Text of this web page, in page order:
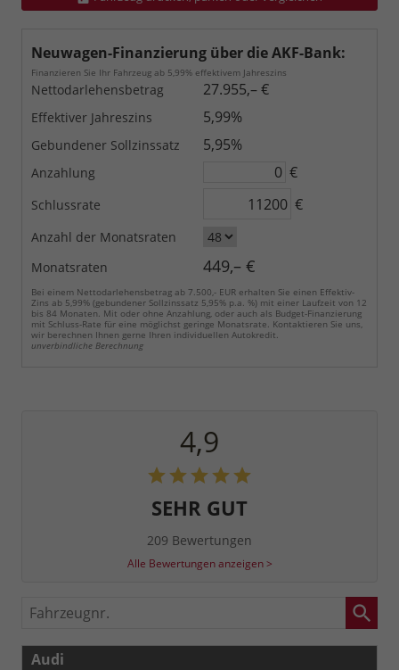
Neuwagen-Finanzierung über die AKF-Bank:
Finanzieren Sie Ihr Fahrzeug ab 5,99% effektivem Jahreszins
Nettodarlehensbetrag 27.955,– €
Effektiver Jahreszins 5,99%
Gebundener Sollzinssatz 5,95%
Anzahlung €
Schlussrate €
Anzahl der Monatsraten
Monatsraten
449,– €
Bei einem Nettodarlehensbetrag ab 7.500,- EUR erhalten Sie einen Effektiv-
Zins ab 5,99% (gebundener Sollzinssatz 5,95% p.a. %) mit einer Laufzeit von 12
bis 84 Monaten. Mit oder ohne Anzahlung, oder auch als Budget-Finanzierung
mit Schluss-Rate für eine möglichst geringe Monatsrate. Kontaktieren Sie uns,
wir berechnen Ihnen gerne Ihren individuellen Autokredit.
unverbindliche Berechnung
4,9
SEHR GUT
209 Bewertungen
Alle Bewertungen anzeigen >
Fahrzeugnr.
Audi